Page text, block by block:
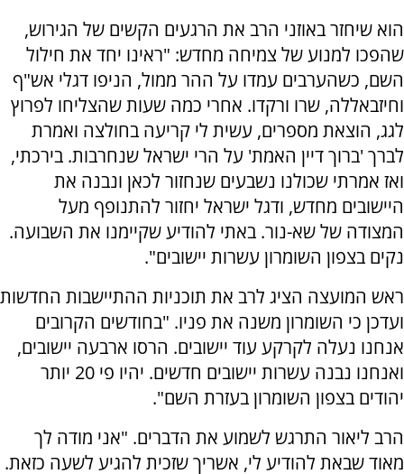
הוא שיחזר באוזני הרב את הרגעים הקשים של הגירוש,
שהפכו למנוע של צמיחה מחדש: "ראינו יחד את חילול
השם, כשהערבים עמדו על ההר ממול, הניפו דגלי אש"ף
וחיזבאללה, שרו ורקדו. אחרי כמה שעות שהצליחו לפרוץ
לגג, הוצאת מספרים, עשית לי קריעה בחולצה ואמרת
לברך 'ברוך דיין האמת' על הרי ישראל שנחרבות. בירכתי,
ואז אמרתי שכולנו נשבעים שנחזור לכאן ונבנה את
היישובים מחדש, ודגל ישראל יחזור להתנופף מעל
המצודה של שא-נור. באתי להודיע שקיימנו את השבועה.
נקים בצפון השומרון עשרות יישובים".
ראש המועצה הציג לרב את תוכניות ההתיישבות החדשות
ועדכן כי השומרון משנה את פניו. "בחודשים הקרובים
אנחנו נעלה לקרקע עוד יישובים. הרסו ארבעה יישובים,
ואנחנו נבנה עשרות יישובים חדשים. יהיו פי 20 יותר
יהודים בצפון השומרון בעזרת השם".
הרב ליאור התרגש לשמוע את הדברים. "אני מודה לך
מאוד שבאת להודיע לי, אשריך שזכית להגיע לשעה כזאת.